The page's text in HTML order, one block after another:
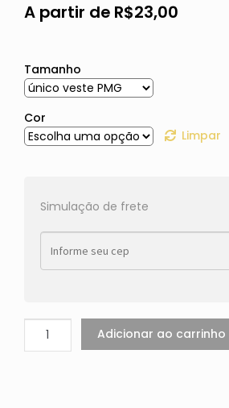
A partir de R$23,00
Tamanho
Cor
Limpar
Simulação de frete
Adicionar ao carrinho